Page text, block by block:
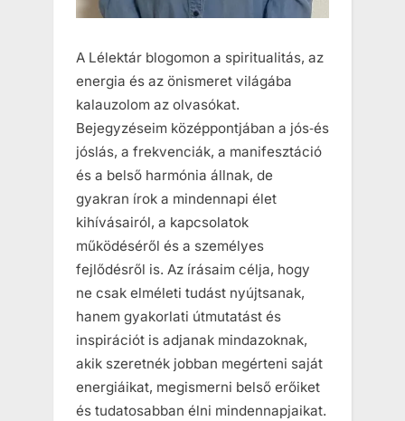
A Lélektár blogomon a spiritualitás, az
energia és az önismeret világába
kalauzolom az olvasókat.
Bejegyzéseim középpontjában a jós‑és
jóslás, a frekvenciák, a manifesztáció
és a belső harmónia állnak, de
gyakran írok a mindennapi élet
kihívásairól, a kapcsolatok
működéséről és a személyes
fejlődésről is. Az írásaim célja, hogy
ne csak elméleti tudást nyújtsanak,
hanem gyakorlati útmutatást és
inspirációt is adjanak mindazoknak,
akik szeretnék jobban megérteni saját
energiáikat, megismerni belső erőiket
és tudatosabban élni mindennapjaikat.